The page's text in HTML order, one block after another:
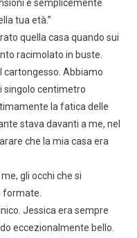
è semplicemente
tua età.”
quella casa quando sui
racimolato in buste.
cartongesso. Abbiamo
singolo centimetro
la fatica delle
stava davanti a me, nel
che la mia casa era
gli occhi che si
formate.
Jessica era sempre
eccezionalmente bello.